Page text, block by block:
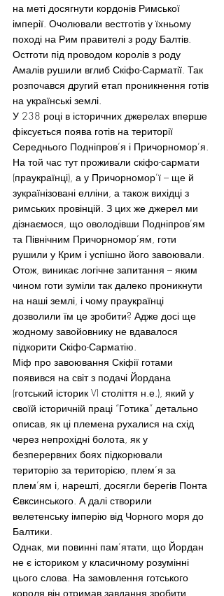
на меті досягнути кордонів Римської
імперії. Очолювали вестготів у їхньому
поході на Рим правителі з роду Балтів.
Остготи під проводом королів з роду
Амалів рушили вглиб Скіфо-Сарматії. Так
розпочався другий етап проникнення готів
на українські землі.
У 238 році в історичних джерелах вперше
фіксується поява готів на території
Середнього Подніпров’я і Причорномор’я.
На той час тут проживали скіфо-сармати
(праукраїнці), а у Причорномор’ї – ще й
зукраїнізовані елліни, а також вихідці з
римських провінцій. З цих же джерел ми
дізнаємося, що оволодівши Подніпров’ям
та Північним Причорномор’ям, готи
рушили у Крим і успішно його завоювали.
Отож, виникає логічне запитання – яким
чином готи зуміли так далеко проникнути
на наші землі, і чому праукраїнці
дозволили їм це зробити? Адже досі ще
жодному завойовнику не вдавалося
підкорити Скіфо-Сарматію.
Міф про завоювання Скіфії готами
появився на світ з подачі Йордана
(готський історик VI століття н.е.), який у
своїй історичній праці “Готика” детально
описав, як ці племена рухалися на схід
через непрохідні болота, як у
безперервних боях підкорювали
територію за територією, плем’я за
плем’ям і, нарешті, досягли берегів Понта
Євксинського. А далі створили
велетенську імперію від Чорного моря до
Балтики.
Однак, ми повинні пам’ятати, що Йордан
не є істориком у класичному розумінні
цього слова. На замовлення готського
короля він отримав завдання зробити